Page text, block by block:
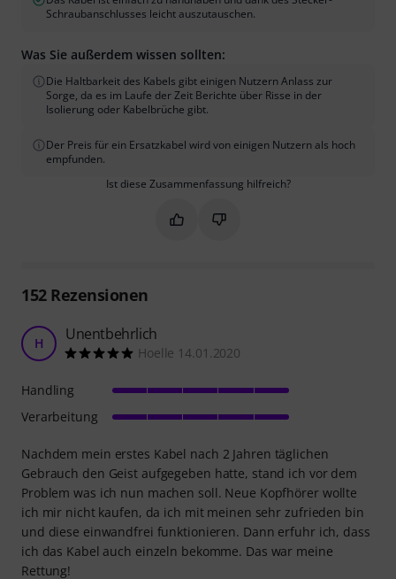
Schraubanschlusses leicht auszutauschen.
Was Sie außerdem wissen sollten:
Die Haltbarkeit des Kabels gibt einigen Nutzern Anlass zur
Sorge, da es im Laufe der Zeit Berichte über Risse in der
Isolierung oder Kabelbrüche gibt.
Der Preis für ein Ersatzkabel wird von einigen Nutzern als hoch
empfunden.
Ist diese Zusammenfassung hilfreich?
Markieren Sie diese
Markieren Sie diese
152Rezensionen
H Unentbehrlich
Hoelle 14.01.2020
Nachdem mein erstes Kabel nach 2 Jahren täglichen
Gebrauch den Geist aufgegeben hatte, stand ich vor dem
Problem was ich nun machen soll. Neue Kopfhörer wollte
ich mir nicht kaufen, da ich mit meinen sehr zufrieden bin
und diese einwandfrei funktionieren. Dann erfuhr ich, dass
ich das Kabel auch einzeln bekomme. Das war meine
Rettung!
Handling
Verarbeitung